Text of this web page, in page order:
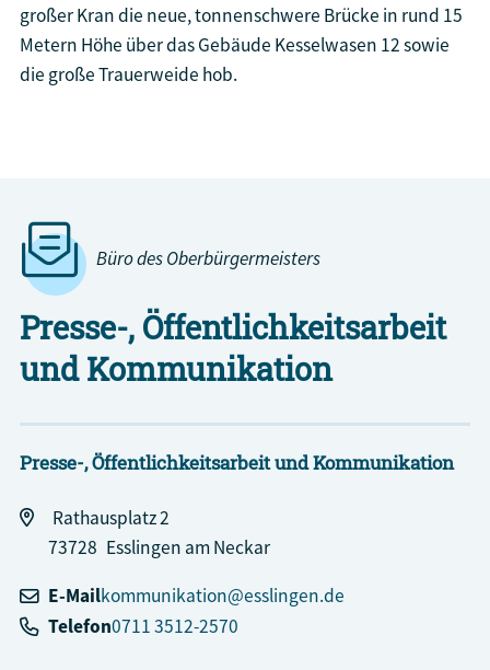
großer Kran die neue, tonnenschwere Brücke in rund 15
Metern Höhe über das Gebäude Kesselwasen 12 sowie
die große Trauerweide hob.
Büro des Oberbürgermeisters
Presse-, Öffentlichkeitsarbeit
und Kommunikation
Presse-, Öffentlichkeitsarbeit und Kommunikation
Rathausplatz 2
73728 Esslingen am Neckar
E-Mailkommunikation@esslingen.de
Telefon0711 3512-2570